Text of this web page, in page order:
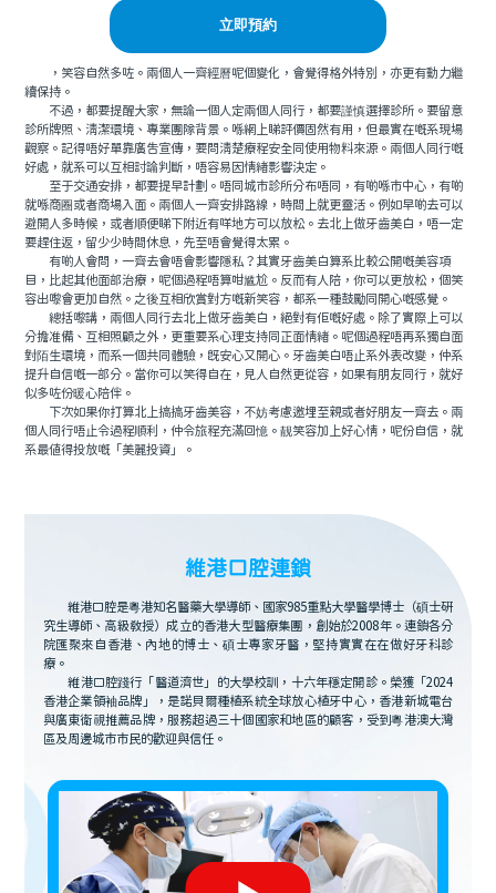
立即預約
，笑容自然多咗。兩個人一齊經曆呢個變化，會覺得格外特別，亦更有動力繼
續保持。
不過，都要提醒大家，無論一個人定兩個人同行，都要謹慎選擇診所。要留意
診所牌照、清潔環境、專業團隊背景。喺網上睇評價固然有用，但最實在嘅系現場
觀察。記得唔好單靠廣告宣傳，要問清楚療程安全同使用物料來源。兩個人同行嘅
好處，就系可以互相討論判斷，唔容易因情緒影響決定。
至于交通安排，都要提早計劃。唔同城市診所分布唔同，有啲喺市中心，有啲
就喺商圈或者商場入面。兩個人一齊安排路線，時間上就更靈活。例如早啲去可以
避開人多時候，或者順便睇下附近有咩地方可以放松。去北上做牙齒美白，唔一定
要趕住返，留少少時間休息，先至唔會覺得太累。
有啲人會問，一齊去會唔會影響隱私？其實牙齒美白算系比較公開嘅美容項
目，比起其他面部治療，呢個過程唔算咁尴尬。反而有人陪，你可以更放松，個笑
容出嚟會更加自然。之後互相欣賞對方嘅新笑容，都系一種鼓勵同開心嘅感覺。
總括嚟講，兩個人同行去北上做牙齒美白，絕對有佢嘅好處。除了實際上可以
分擔准備、互相照顧之外，更重要系心理支持同正面情緒。呢個過程唔再系獨自面
對陌生環境，而系一個共同體驗，既安心又開心。牙齒美白唔止系外表改變，仲系
提升自信嘅一部分。當你可以笑得自在，見人自然更從容，如果有朋友同行，就好
似多咗份暖心陪伴。
下次如果你打算北上搞搞牙齒美容，不妨考慮邀埋至親或者好朋友一齊去。兩
個人同行唔止令過程順利，仲令旅程充滿回憶。靓笑容加上好心情，呢份自信，就
系最值得投放嘅「美麗投資」。
維港口腔連鎖
維港口腔是粵港知名醫藥大學導師、國家985重點大學醫學博士（碩士研
究生導師、高級教授）成立的香港大型醫療集團，創始於2008年。連鎖各分
院匯聚來自香港、內地的博士、碩士專家牙醫，堅持實實在在做好牙科診
療。
維港口腔踐行「醫道濟世」的大學校訓，十六年穩定開診。榮獲「2024
香港企業領袖品牌」，是諾貝爾種植系統全球放心植牙中心，香港新城電台
與廣東衛視推薦品牌，服務超過三十個國家和地區的顧客，受到粵港澳大灣
區及周邊城市市民的歡迎與信任。